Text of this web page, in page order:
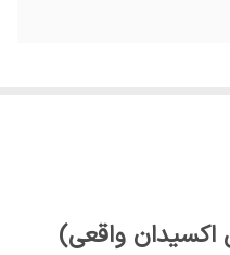
اکسیدان واقعی)